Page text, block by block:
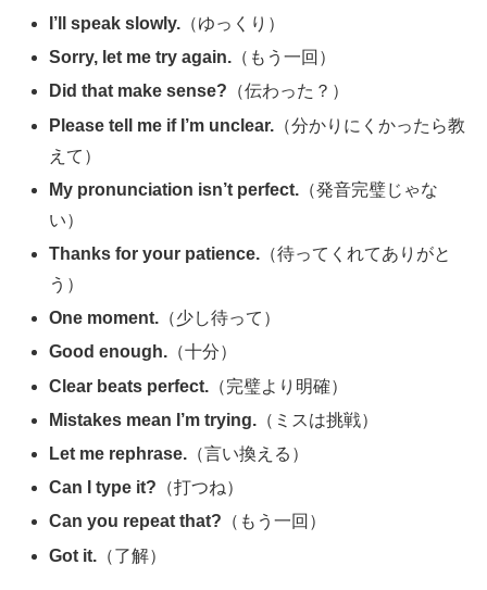
I’ll speak slowly. （ゆっくり）
Sorry, let me try again. （もう一回）
Did that make sense? （伝わった？）
Please tell me if I’m unclear. （分かりにくかったら教
えて）
My pronunciation isn’t perfect. （発音完璧じゃな
い）
Thanks for your patience. （待ってくれてありがと
う）
One moment. （少し待って）
Good enough. （十分）
Clear beats perfect. （完璧より明確）
Mistakes mean I’m trying. （ミスは挑戦）
Let me rephrase. （言い換える）
Can I type it? （打つね）
Can you repeat that? （もう一回）
Got it. （了解）